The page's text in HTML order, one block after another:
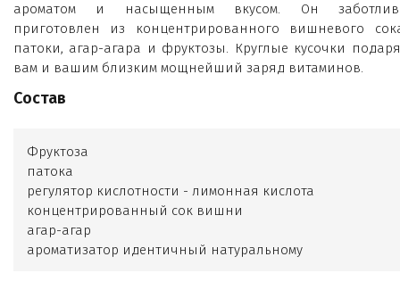
ароматом и насыщенным вкусом. Он
приготовлен из концентрированного вишневого
патоки, агар-агара и фруктозы. Круглые кусочки
вам и вашим близким мощнейший заряд витаминов.
Состав
Фруктоза
патока
регулятор кислотности - лимонная кислота
концентрированный сок вишни
агар-агар
ароматизатор идентичный натуральному